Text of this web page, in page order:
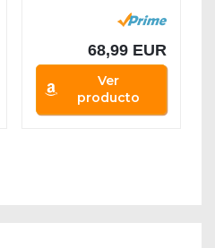
cine en casa...
68,99 EUR
Ver
producto